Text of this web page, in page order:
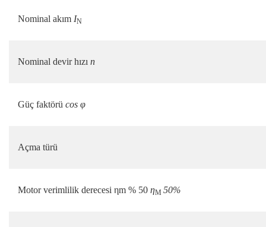
Nominal akım IN
Nominal devir hızı n
Güç faktörü cos φ
Açma türü
Motor verimlilik derecesi ηm % 50 ηM 50%